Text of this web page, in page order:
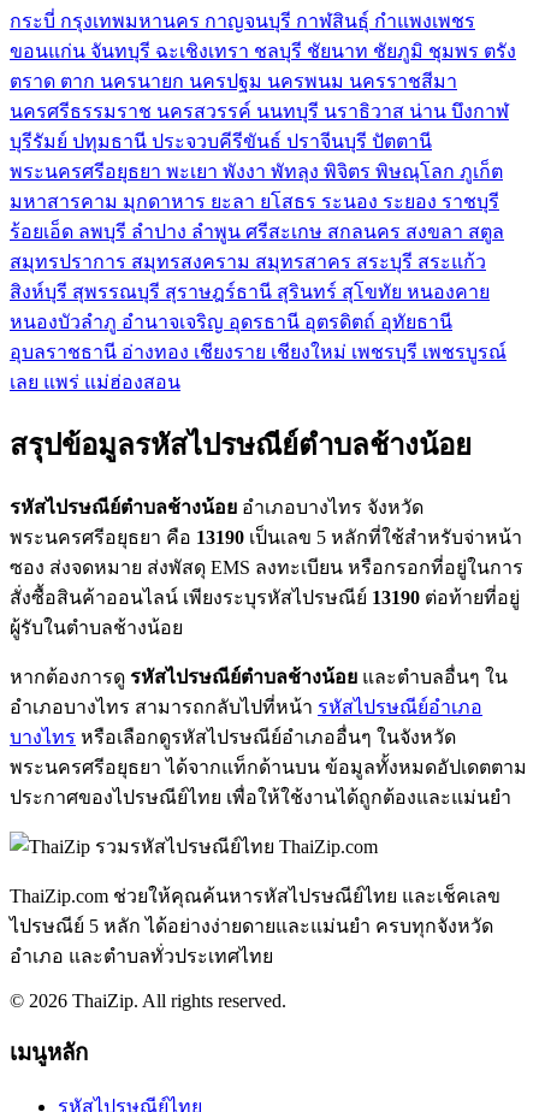
กระบี่ กรุงเทพมหานคร กาญจนบุรี กาฬสินธุ์ กำแพงเพชร
ขอนแก่น จันทบุรี ฉะเชิงเทรา ชลบุรี ชัยนาท ชัยภูมิ ชุมพร ตรัง
ตราด ตาก นครนายก นครปฐม นครพนม นครราชสีมา
นครศรีธรรมราช นครสวรรค์ นนทบุรี นราธิวาส น่าน บึงกาฬ
บุรีรัมย์ ปทุมธานี ประจวบคีรีขันธ์ ปราจีนบุรี ปัตตานี
พระนครศรีอยุธยา พะเยา พังงา พัทลุง พิจิตร พิษณุโลก ภูเก็ต
มหาสารคาม มุกดาหาร ยะลา ยโสธร ระนอง ระยอง ราชบุรี
ร้อยเอ็ด ลพบุรี ลำปาง ลำพูน ศรีสะเกษ สกลนคร สงขลา สตูล
สมุทรปราการ สมุทรสงคราม สมุทรสาคร สระบุรี สระแก้ว
สิงห์บุรี สุพรรณบุรี สุราษฎร์ธานี สุรินทร์ สุโขทัย หนองคาย
หนองบัวลำภู อำนาจเจริญ อุดรธานี อุตรดิตถ์ อุทัยธานี
อุบลราชธานี อ่างทอง เชียงราย เชียงใหม่ เพชรบุรี เพชรบูรณ์
เลย แพร่ แม่ฮ่องสอน
สรุปข้อมูลรหัสไปรษณีย์ตำบลช้างน้อย
รหัสไปรษณีย์ตำบลช้างน้อย อำเภอบางไทร จังหวัด
พระนครศรีอยุธยา คือ 13190 เป็นเลข 5 หลักที่ใช้สำหรับจ่าหน้า
ซอง ส่งจดหมาย ส่งพัสดุ EMS ลงทะเบียน หรือกรอกที่อยู่ในการ
สั่งซื้อสินค้าออนไลน์ เพียงระบุรหัสไปรษณีย์ 13190 ต่อท้ายที่อยู่
ผู้รับในตำบลช้างน้อย
หากต้องการดู รหัสไปรษณีย์ตำบลช้างน้อย และตำบลอื่นๆ ใน
อำเภอบางไทร สามารถกลับไปที่หน้า รหัสไปรษณีย์อำเภอ
บางไทร หรือเลือกดูรหัสไปรษณีย์อำเภออื่นๆ ในจังหวัด
พระนครศรีอยุธยา ได้จากแท็กด้านบน ข้อมูลทั้งหมดอัปเดตตาม
ประกาศของไปรษณีย์ไทย เพื่อให้ใช้งานได้ถูกต้องและแม่นยำ
ThaiZip.com
ThaiZip.com ช่วยให้คุณค้นหารหัสไปรษณีย์ไทย และเช็คเลข
ไปรษณีย์ 5 หลัก ได้อย่างง่ายดายและแม่นยำ ครบทุกจังหวัด
อำเภอ และตำบลทั่วประเทศไทย
© 2026 ThaiZip. All rights reserved.
เมนูหลัก
รหัสไปรษณีย์ไทย